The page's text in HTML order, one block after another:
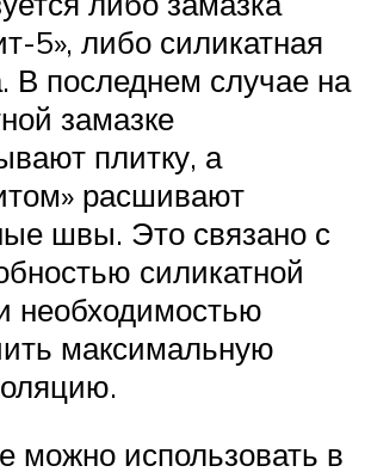
5», либо силикатная
В последнем случае на
замазке
плитку, а
расшивают
швы. Это связано с
силикатной
необходимостью
максимальную
можно использовать в